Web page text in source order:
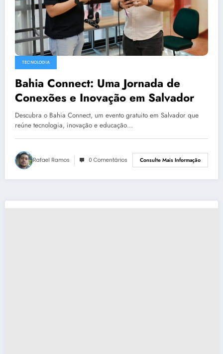
TECNOLOGIA
Bahia Connect: Uma Jornada de
Conexões e Inovação em Salvador
Descubra o Bahia Connect, um evento gratuito em Salvador que
reúne tecnologia, inovação e educação…
Rafael Ramos 0 Comentários Consulte Mais Informação